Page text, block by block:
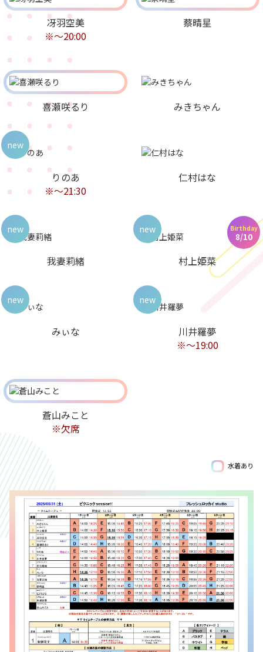
冴羽空美
※～20:00
蔡晴星
喜瀬咲るり みきちゃん
Birthday
8/10
りのあ
※～21:30
new
仁村はな
我妻莉緒
new
村上姫菜
new
みぃな
new
川井羅夢
※〜19:00
new
蒼山みこと
※欠席
水着あり